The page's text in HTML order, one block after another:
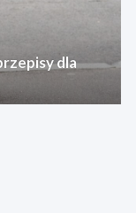
dla